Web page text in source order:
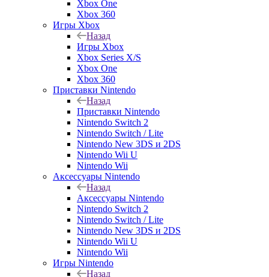
Xbox One
Xbox 360
Игры Xbox
Назад
Игры Xbox
Xbox Series X/S
Xbox One
Xbox 360
Приставки Nintendo
Назад
Приставки Nintendo
Nintendo Switch 2
Nintendo Switch / Lite
Nintendo New 3DS и 2DS
Nintendo Wii U
Nintendo Wii
Аксессуары Nintendo
Назад
Аксессуары Nintendo
Nintendo Switch 2
Nintendo Switch / Lite
Nintendo New 3DS и 2DS
Nintendo Wii U
Nintendo Wii
Игры Nintendo
Назад